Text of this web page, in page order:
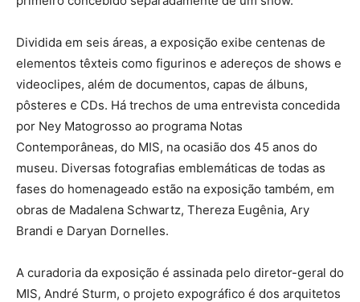
Dividida em seis áreas, a exposição exibe centenas de
elementos têxteis como figurinos e adereços de shows e
videoclipes, além de documentos, capas de álbuns,
pôsteres e CDs. Há trechos de uma entrevista concedida
por Ney Matogrosso ao programa Notas
Contemporâneas, do MIS, na ocasião dos 45 anos do
museu. Diversas fotografias emblemáticas de todas as
fases do homenageado estão na exposição também, em
obras de Madalena Schwartz, Thereza Eugênia, Ary
Brandi e Daryan Dornelles.
A curadoria da exposição é assinada pelo diretor-geral do
MIS, André Sturm, o projeto expográfico é dos arquitetos